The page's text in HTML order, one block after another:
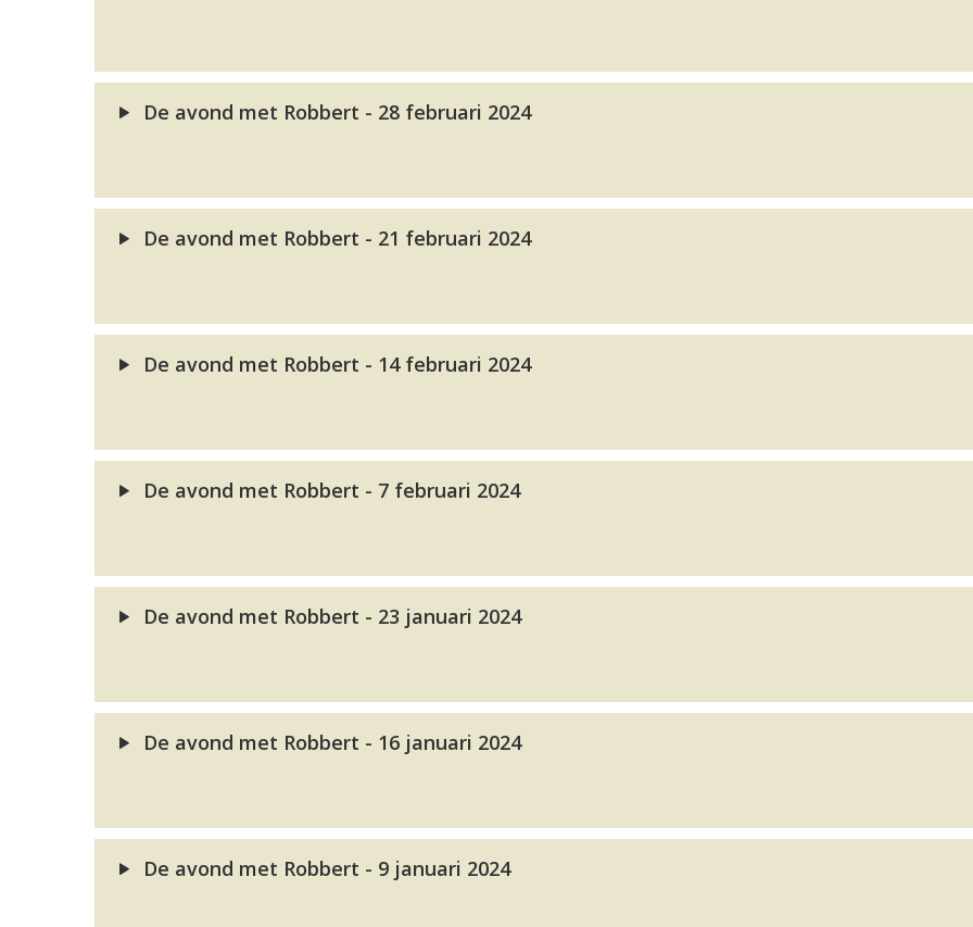
De avond met Robbert - 28 februari 2024
De avond met Robbert - 21 februari 2024
De avond met Robbert - 14 februari 2024
De avond met Robbert - 7 februari 2024
De avond met Robbert - 23 januari 2024
De avond met Robbert - 16 januari 2024
De avond met Robbert - 9 januari 2024